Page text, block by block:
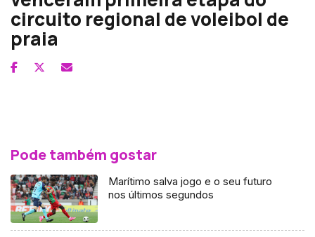
circuito regional de voleibol de
praia
Pode também gostar
Marítimo salva jogo e o seu futuro
nos últimos segundos